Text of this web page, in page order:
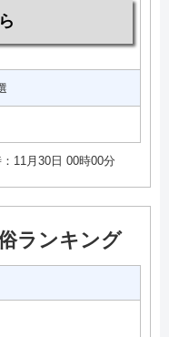
11月30日 00時00分
ランキング